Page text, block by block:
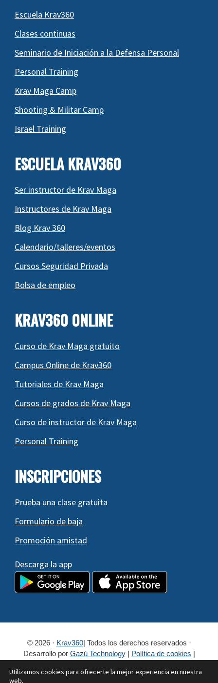
Escuela Krav360
Clases continuas
Seminario de Iniciación a la Defensa Personal
Personal Training
Krav Maga Camp
Shooting & Militar Camp
Israel Training
ESCUELA KRAV360
Ser instructor de Krav Maga
Instructores de Krav Maga
Blog Krav 360
Calendario/talleres/eventos
Cursos Seguridad Privada
Bolsa de empleo
KRAV360 0NLINE
Curso de Krav Maga gratuito
Campus Online de Krav360
Tutoriales de Krav Maga
Cursos de grados de Krav Maga
Curso de instructor de Krav Maga
Personal Training
INSCRIPCIONES
Prueba una clase gratuita
Formulario de baja
Promoción amistad
Descarga la app
© 2026 · Krav360| Todos los derechos reservados ·
Desarrollo por Gazú Technology| Política de cookies |
Utilizamos cookies para ofrecerte la mejor experiencia en nuestra
web.